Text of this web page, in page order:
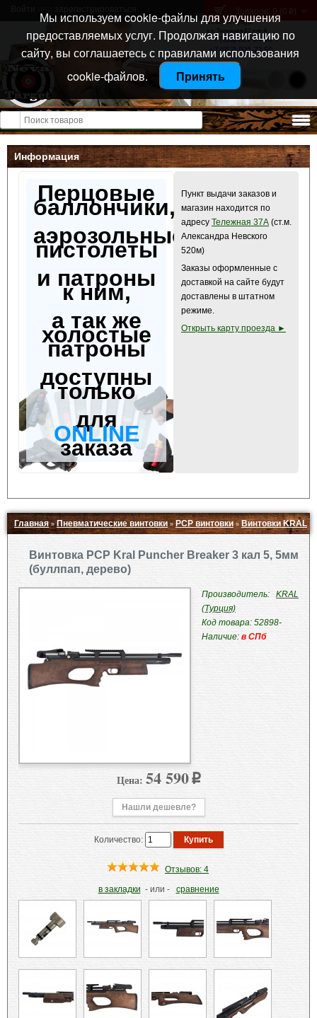
Санкт-Петербург
ул. Тележная 37 лит А
+7 (911) 021-04-08
+7 (812) 921-73-50
Товаров: 0 (0 p )
Открыть меню
Информация
Перцовые
баллончики,
аэрозольные
пистолеты
и патроны
к ним,
а так же
холостые
патроны
доступны
только
для
ONLINE
заказа
Пункт выдачи заказов и
магазин находится по
адресу Тележная 37А (ст.м.
Александра Невского
520м)
Заказы оформленные с
доставкой на сайте будут
доставлены в штатном
режиме.
Открыть карту проезда ►
Главная»Пневматические винтовки » PCP винтовки»Винтовки KRAL»
Винтовка PCP Kral Puncher Breaker 3 кал 5, 5мм
(буллпап, дерево)
Производитель:
KRAL
(Турция)
Код товара: 52898-
Наличие: в СПб
Цена: 54 590p
Нашли дешевле?
Количество:
Отзывов: 4
в закладки - или - сравнение
Мы используем cookie-файлы для улучшения
предоставляемых услуг. Продолжая навигацию по
сайту, вы соглашаетесь с правилами использования
cookie-файлов.
Принять